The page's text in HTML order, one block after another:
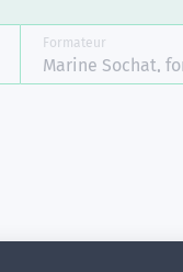
Formateur
Marine Sochat,